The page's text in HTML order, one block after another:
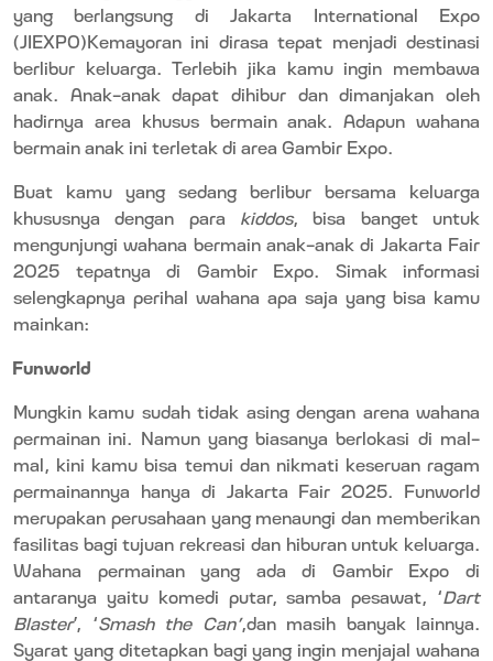
yang berlangsung di Jakarta International Expo
(JIEXPO)Kemayoran ini dirasa tepat menjadi destinasi
berlibur keluarga. Terlebih jika kamu ingin membawa
anak. Anak-anak dapat dihibur dan dimanjakan oleh
hadirnya area khusus bermain anak. Adapun wahana
bermain anak ini terletak di area Gambir Expo.
Buat kamu yang sedang berlibur bersama keluarga
khususnya dengan para kiddos, bisa banget untuk
mengunjungi wahana bermain anak-anak di Jakarta Fair
2025 tepatnya di Gambir Expo. Simak informasi
selengkapnya perihal wahana apa saja yang bisa kamu
mainkan:
Funworld
Mungkin kamu sudah tidak asing dengan arena wahana
permainan ini. Namun yang biasanya berlokasi di mal-
mal, kini kamu bisa temui dan nikmati keseruan ragam
permainannya hanya di Jakarta Fair 2025. Funworld
merupakan perusahaan yang menaungi dan memberikan
fasilitas bagi tujuan rekreasi dan hiburan untuk keluarga.
Wahana permainan yang ada di Gambir Expo di
antaranya yaitu komedi putar, samba pesawat, ‘Dart
Blaster’, ‘Smash the Can’,dan masih banyak lainnya.
Syarat yang ditetapkan bagi yang ingin menjajal wahana